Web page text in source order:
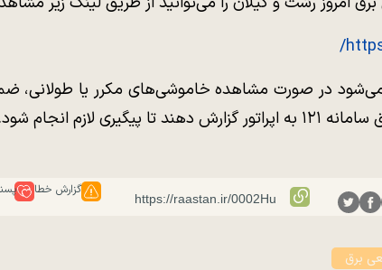
در صورت مشاهده خاموشی‌های مکرر یا طولانی،
لازم انجام شود.
گزارش خطا
برق